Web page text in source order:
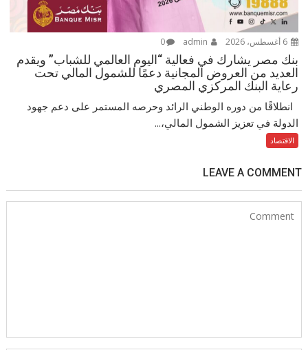
6 أغسطس، 2026 0
بنك مصر يشارك في فعالية “اليوم العالمي للشباب” ويقدم
العديد من العروض المجانية دعمًا للشمول المالي تحت
رعاية البنك المركزي المصري
انطلاقًا من دوره الوطني الرائد وحرصه المستمر على دعم جهود
الدولة في تعزيز الشمول المالي،...
الاقتصاد
LEAVE A COMMENT